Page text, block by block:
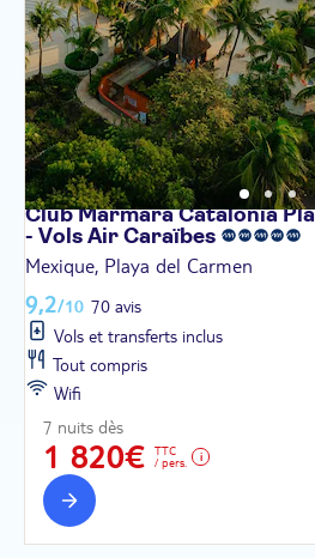
Club Marmara Catalonia
- Vols Air Caraïbes
Mexique, Playa del Carmen
9,2/10 70 avis
Vols et transferts inclus
Tout compris
Wifi
7 nuits dès
1 820€
TTC
/ pers.